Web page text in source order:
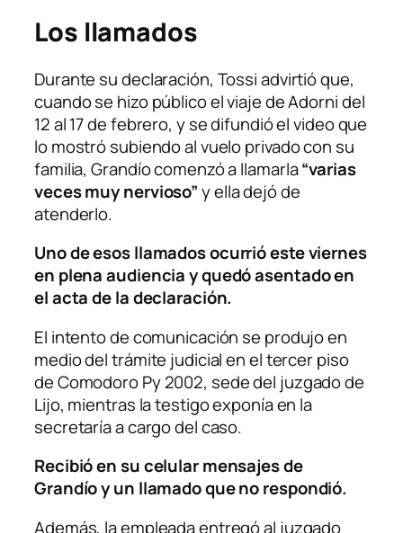
Los llamados
Durante su declaración, Tossi advirtió que,
cuando se hizo público el viaje de Adorni del
12 al 17 de febrero, y se difundió el video que
lo mostró subiendo al vuelo privado con su
familia, Grandío comenzó a llamarla“varias
veces muy nervioso”y ella dejó de
atenderlo.
Uno de esos llamados ocurrió este viernes
en plena audiencia y quedó asentado en
el acta de la declaración.
El intento de comunicación se produjo en
medio del trámite judicial en el tercer piso
de Comodoro Py 2002, sede del juzgado de
Lijo, mientras la testigo exponía en la
secretaría a cargo del caso.
Recibió en su celular mensajes de
Grandío y un llamado que no respondió.
Además, la empleada entregó al juzgado